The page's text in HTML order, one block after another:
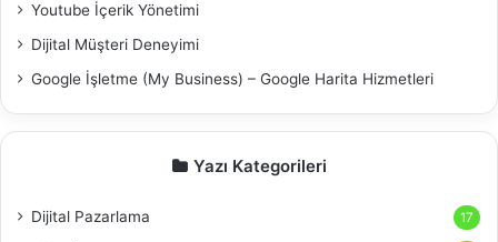
Youtube İçerik Yönetimi
Dijital Müşteri Deneyimi
Google İşletme (My Business) – Google Harita Hizmetleri
Yazı Kategorileri
Dijital Pazarlama 17